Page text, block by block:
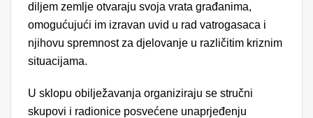
diljem zemlje otvaraju svoja vrata građanima,
omogućujući im izravan uvid u rad vatrogasaca i
njihovu spremnost za djelovanje u različitim kriznim
situacijama.
U sklopu obilježavanja organiziraju se stručni
skupovi i radionice posvećene unaprjeđenju